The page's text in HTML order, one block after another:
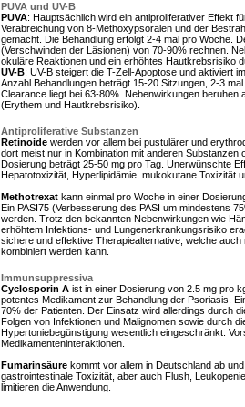
PUVA und UV-B
PUVA: Hauptsächlich wird ein antiproliferativer Effekt
Verabreichung von 8-Methoxypsoralen und der
gemacht. Die Behandlung erfolgt 2-4 mal pro Woche.
(Verschwinden der Läsionen) von 70-90% rechnen.
okuläre Reaktionen und ein erhöhtes Hautkrebsrisiko
UV-B: UV-B steigert die T-Zell-Apoptose und aktiviert
Anzahl Behandlungen beträgt 15-20 Sitzungen, 2-3
Clearance liegt bei 63-80%. Nebenwirkungen beruhen
(Erythem und Hautkrebsrisiko).
Antiproliferative Substanzen
Retinoide werden vor allem bei pustulärer und
dort meist nur in Kombination mit anderen Substanzen
Dosierung beträgt 25-50 mg pro Tag. Unerwünschte
Hepatotoxizität, Hyperlipidämie, mukokutane Toxizität
Methotrexat kann einmal pro Woche in einer
Ein PASI75 (Verbesserung des PASI um mindestens
werden. Trotz den bekannten Nebenwirkungen wie
erhöhtem Infektions- und Lungenerkrankungsrisiko
sichere und effektive Therapiealternative, welche auch
kombiniert werden kann.
Immunsuppressiva
Cyclosporin A ist in einer Dosierung von 2.5 mg pro
potentes Medikament zur Behandlung der Psoriasis.
70% der Patienten. Der Einsatz wird allerdings durch
Folgen von Infektionen und Malignomen sowie durch
Hypertoniebegünstigung wesentlich eingeschränkt.
Medikamenteninteraktionen.
Fumarinsäure kommt vor allem in Deutschland ab
gastrointestinale Toxizität, aber auch Flush,
limitieren die Anwendung.